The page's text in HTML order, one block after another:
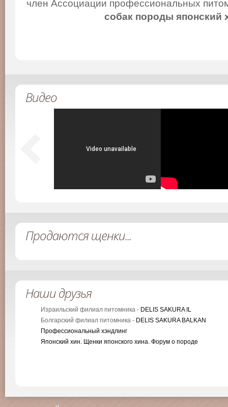
член Ассоциации профессиональных
собак породы японский
Видео
Продаются щенки...
Наши друзья
Израильский филиал питомника - DELIS SAKURA IL
Болгарский филиал питомника - DELIS SAKURA BALKAN
Профессиональный хэндлинг
Японский хин. Щенки японского хина. Форум о породе